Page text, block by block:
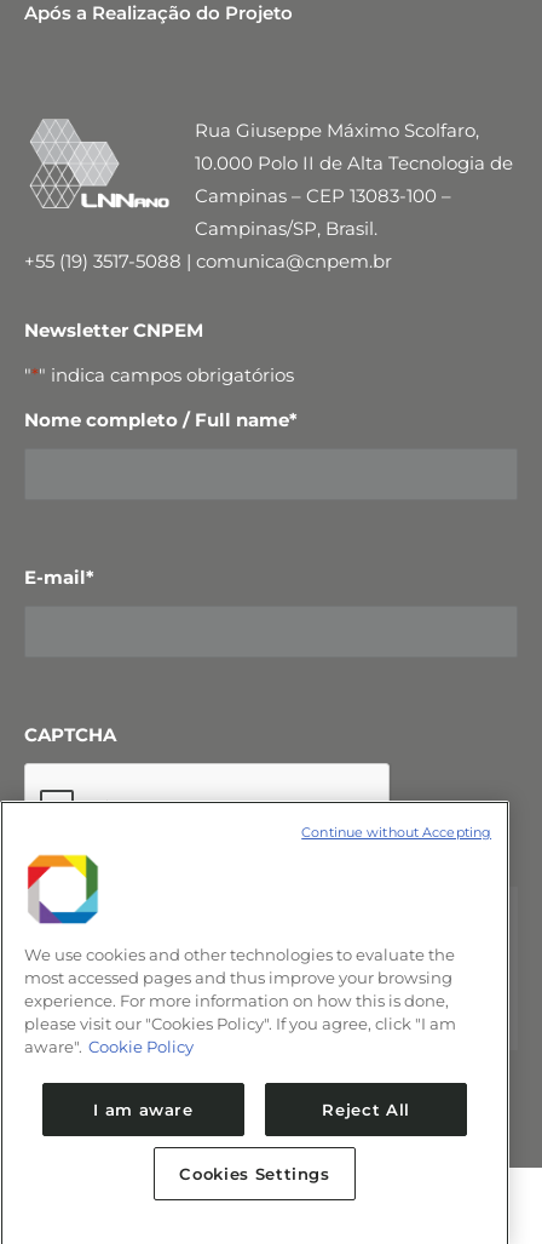
Após a Realização do Projeto
Rua Giuseppe Máximo Scolfaro,
10.000 Polo II de Alta Tecnologia de
Campinas – CEP 13083-100 –
Campinas/SP, Brasil.
+55 (19) 3517-5088 | comunica@cnpem.br
Newsletter CNPEM
"*" indica campos obrigatórios
Nome completo / Full name*
E-mail*
CAPTCHA
We use cookies and other technologies to evaluate the
most accessed pages and thus improve your browsing
experience. For more information on how this is done,
please visit our "Cookies Policy". If you agree, click "I am
aware". Cookie Policy
I am aware Reject All
Cookies Settings
Continue without Accepting